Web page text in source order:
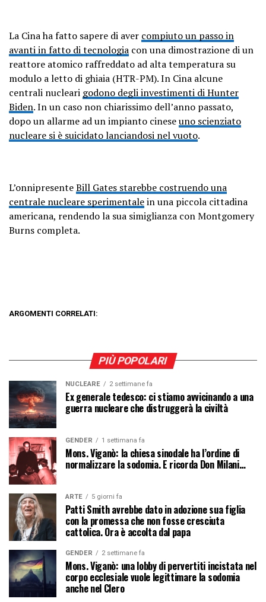
La Cina ha fatto sapere di aver compiuto un passo in
avanti in fatto di tecnologia con una dimostrazione di un
reattore atomico raffreddato ad alta temperatura su
modulo a letto di ghiaia (HTR-PM). In Cina alcune
centrali nucleari godono degli investimenti di Hunter
Biden. In un caso non chiarissimo dell’anno passato,
dopo un allarme ad un impianto cineseuno scienziato
nucleare si è suicidato lanciandosi nel vuoto.
L’onnipresenteBill Gates starebbe costruendo una
centrale nucleare sperimentalein una piccola cittadina
americana, rendendo la sua simiglianza con Montgomery
Burns completa.
ARGOMENTI CORRELATI:
PIÙ POPOLARI
NUCLEARE 2 settimane fa
Ex generale tedesco: ci stiamo avvicinando a una
guerra nucleare che distruggerà la civiltà
GENDER 1 settimana fa
Mons. Viganò: la chiesa sinodale ha l’ordine di
normalizzare la sodomia. E ricorda Don Milani…
ARTE 5 giorni fa
Patti Smith avrebbe dato in adozione sua figlia
con la promessa che non fosse cresciuta
cattolica. Ora è accolta dal papa
GENDER 2 settimane fa
Mons. Viganò: una lobby di pervertiti incistata nel
corpo ecclesiale vuole legittimare la sodomia
anche nel Clero